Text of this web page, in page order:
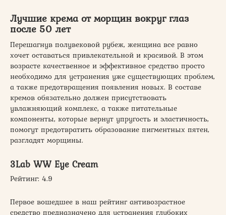
Лучшие крема от морщин вокруг глаз
после 50 лет
Перешагнув полувековой рубеж, женщина все равно
хочет оставаться привлекательной и красивой. В этом
возрасте качественное и эффективное средство просто
необходимо для устранения уже существующих проблем,
а также предотвращения появления новых. В составе
кремов обязательно должен присутствовать
увлажняющий комплекс, а также питательные
компоненты, которые вернут упругость и эластичность,
помогут предотвратить образование пигментных пятен,
разгладят морщины.
3Lab WW Eye Cream
Рейтинг: 4.9
Первое вошедшее в наш рейтинг антивозрастное
средство предназначено для устранения глубоких